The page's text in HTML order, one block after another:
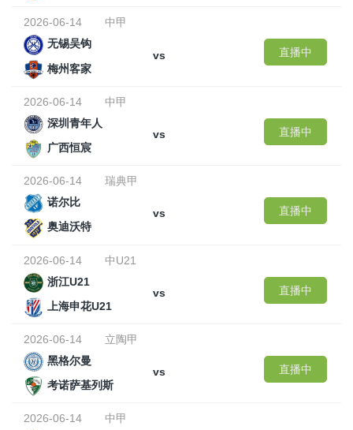
2026-06-14
中甲
无锡吴钩
vs
梅州客家
直播中
2026-06-14
中甲
深圳青年人
vs
广西恒宸
直播中
2026-06-14
瑞典甲
诺尔比
vs
奥迪沃特
直播中
2026-06-14
中U21
浙江U21
vs
上海申花U21
直播中
2026-06-14
立陶甲
黑格尔曼
vs
考诺萨基列斯
直播中
2026-06-14
中甲